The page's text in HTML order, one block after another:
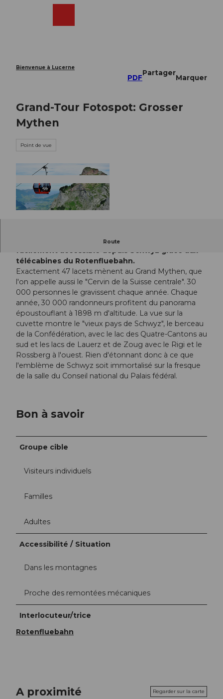
Bienvenue à Lucerne
PDF
Partager
Marquer
Grand-Tour Fotospot: Grosser
Mythen
Point de vue
Route
Le spot photo du Grand Tour sur la Rotenflue est
facilement accessible depuis Schwyz grâce aux
télécabines du Rotenfluebahn.
Exactement 47 lacets mènent au Grand Mythen, que
l'on appelle aussi le "Cervin de la Suisse centrale". 30
000 personnes le gravissent chaque année. Chaque
année, 30 000 randonneurs profitent du panorama
époustouflant à 1898 m d'altitude. La vue sur la
cuvette montre le "vieux pays de Schwyz", le berceau
de la Confédération, avec le lac des Quatre-Cantons au
sud et les lacs de Lauerz et de Zoug avec le Rigi et le
Rossberg à l'ouest. Rien d'étonnant donc à ce que
l'emblème de Schwyz soit immortalisé sur la fresque
de la salle du Conseil national du Palais fédéral.
Bon à savoir
Groupe cible
Visiteurs individuels
Familles
Adultes
Accessibilité / Situation
Dans les montagnes
Proche des remontées mécaniques
Interlocuteur/trice
Rotenfluebahn
A proximité Regarder sur la carte